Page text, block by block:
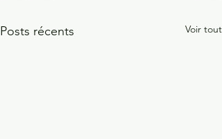
Posts récents Voir tout